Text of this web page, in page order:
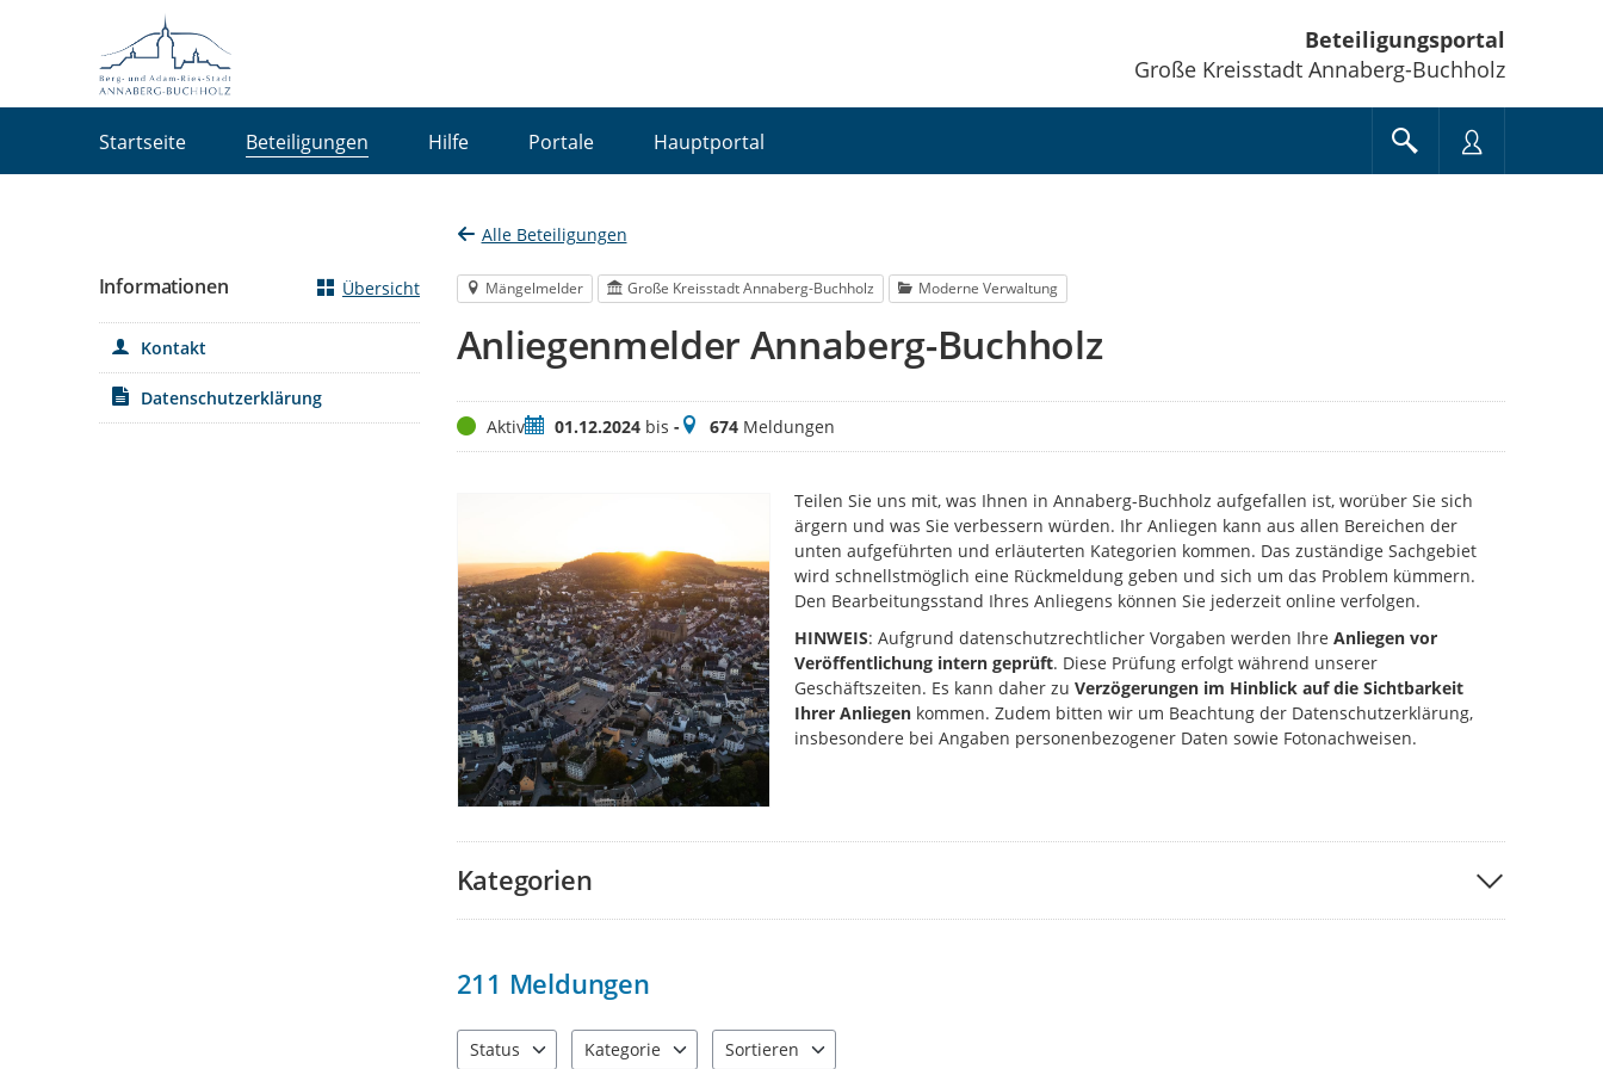
Beteiligungsportal
Große Kreisstadt Annaberg-Buchholz
Startseite Beteiligungen Hilfe Portale Hauptportal
Alle Beteiligungen
Mängelmelder Große Kreisstadt Annaberg-Buchholz Moderne Verwaltung
Anliegenmelder Annaberg-Buchholz
StatusAktivZeitraum
01.12.2024bis -Meldungen
674Meldungen
Teilen Sie uns mit, was Ihnen in Annaberg-Buchholz aufgefallen ist, worüber Sie sich
ärgern und was Sie verbessern würden. Ihr Anliegen kann aus allen Bereichen der
unten aufgeführten und erläuterten Kategorien kommen. Das zuständige Sachgebiet
wird schnellstmöglich eine Rückmeldung geben und sich um das Problem kümmern.
Den Bearbeitungsstand Ihres Anliegens können Sie jederzeit online verfolgen.
HINWEIS: Aufgrund datenschutzrechtlicher Vorgaben werden IhreAnliegen vor
Veröffentlichung intern geprüft. Diese Prüfung erfolgt während unserer
Geschäftszeiten. Es kann daher zuVerzögerungen im Hinblick auf die Sichtbarkeit
Ihrer Anliegen kommen. Zudem bitten wir um Beachtung der Datenschutzerklärung,
insbesondere bei Angaben personenbezogener Daten sowie Fotonachweisen.
Kategorien
211 Meldungen
Status
Kategorie
Sortieren
Informationen Übersicht
Kontakt
Datenschutzerklärung